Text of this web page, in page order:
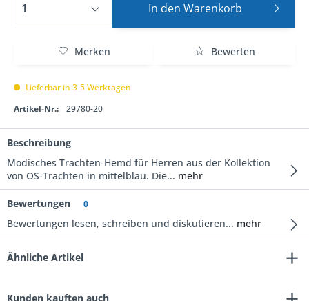
In den Warenkorb
Merken Bewerten
Lieferbar in 3-5 Werktagen
Artikel-Nr.:
29780-20
Beschreibung
Modisches Trachten-Hemd für Herren aus der Kollektion
von OS-Trachten in mittelblau. Die... mehr
Bewertungen 0
Bewertungen lesen, schreiben und diskutieren... mehr
Ähnliche Artikel
Kunden kauften auch